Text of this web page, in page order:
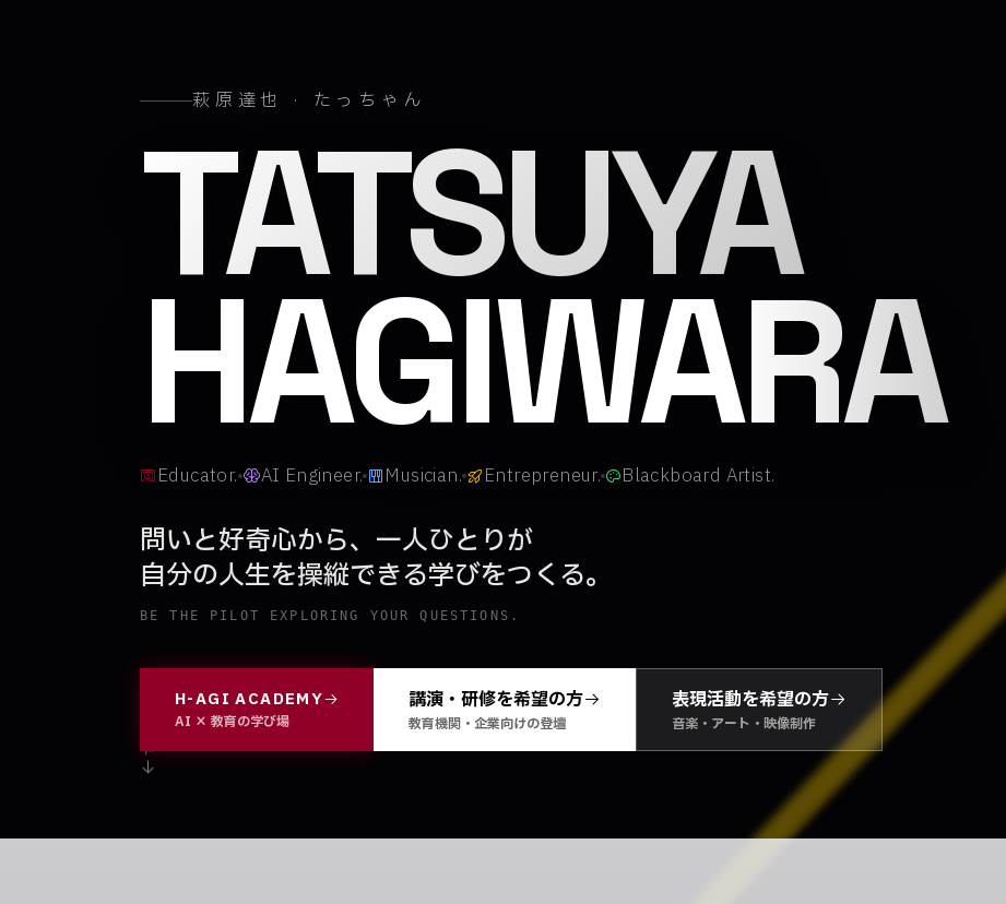
萩原達也 · たっちゃん
萩原達也
TATSUYA
HAGIWARA
Educator. AI Engineer. Musician. Entrepreneur. Blackboard Artist.
問いと好奇心から、一人ひとりが
自分の人生を操縦できる学びをつくる。
BE THE PILOT EXPLORING YOUR QUESTIONS.
H-AGI ACADEMY
AI × 教育の学び場
講演・研修を希望の方
教育機関・企業向けの登壇
表現活動を希望の方
音楽・アート・映像制作